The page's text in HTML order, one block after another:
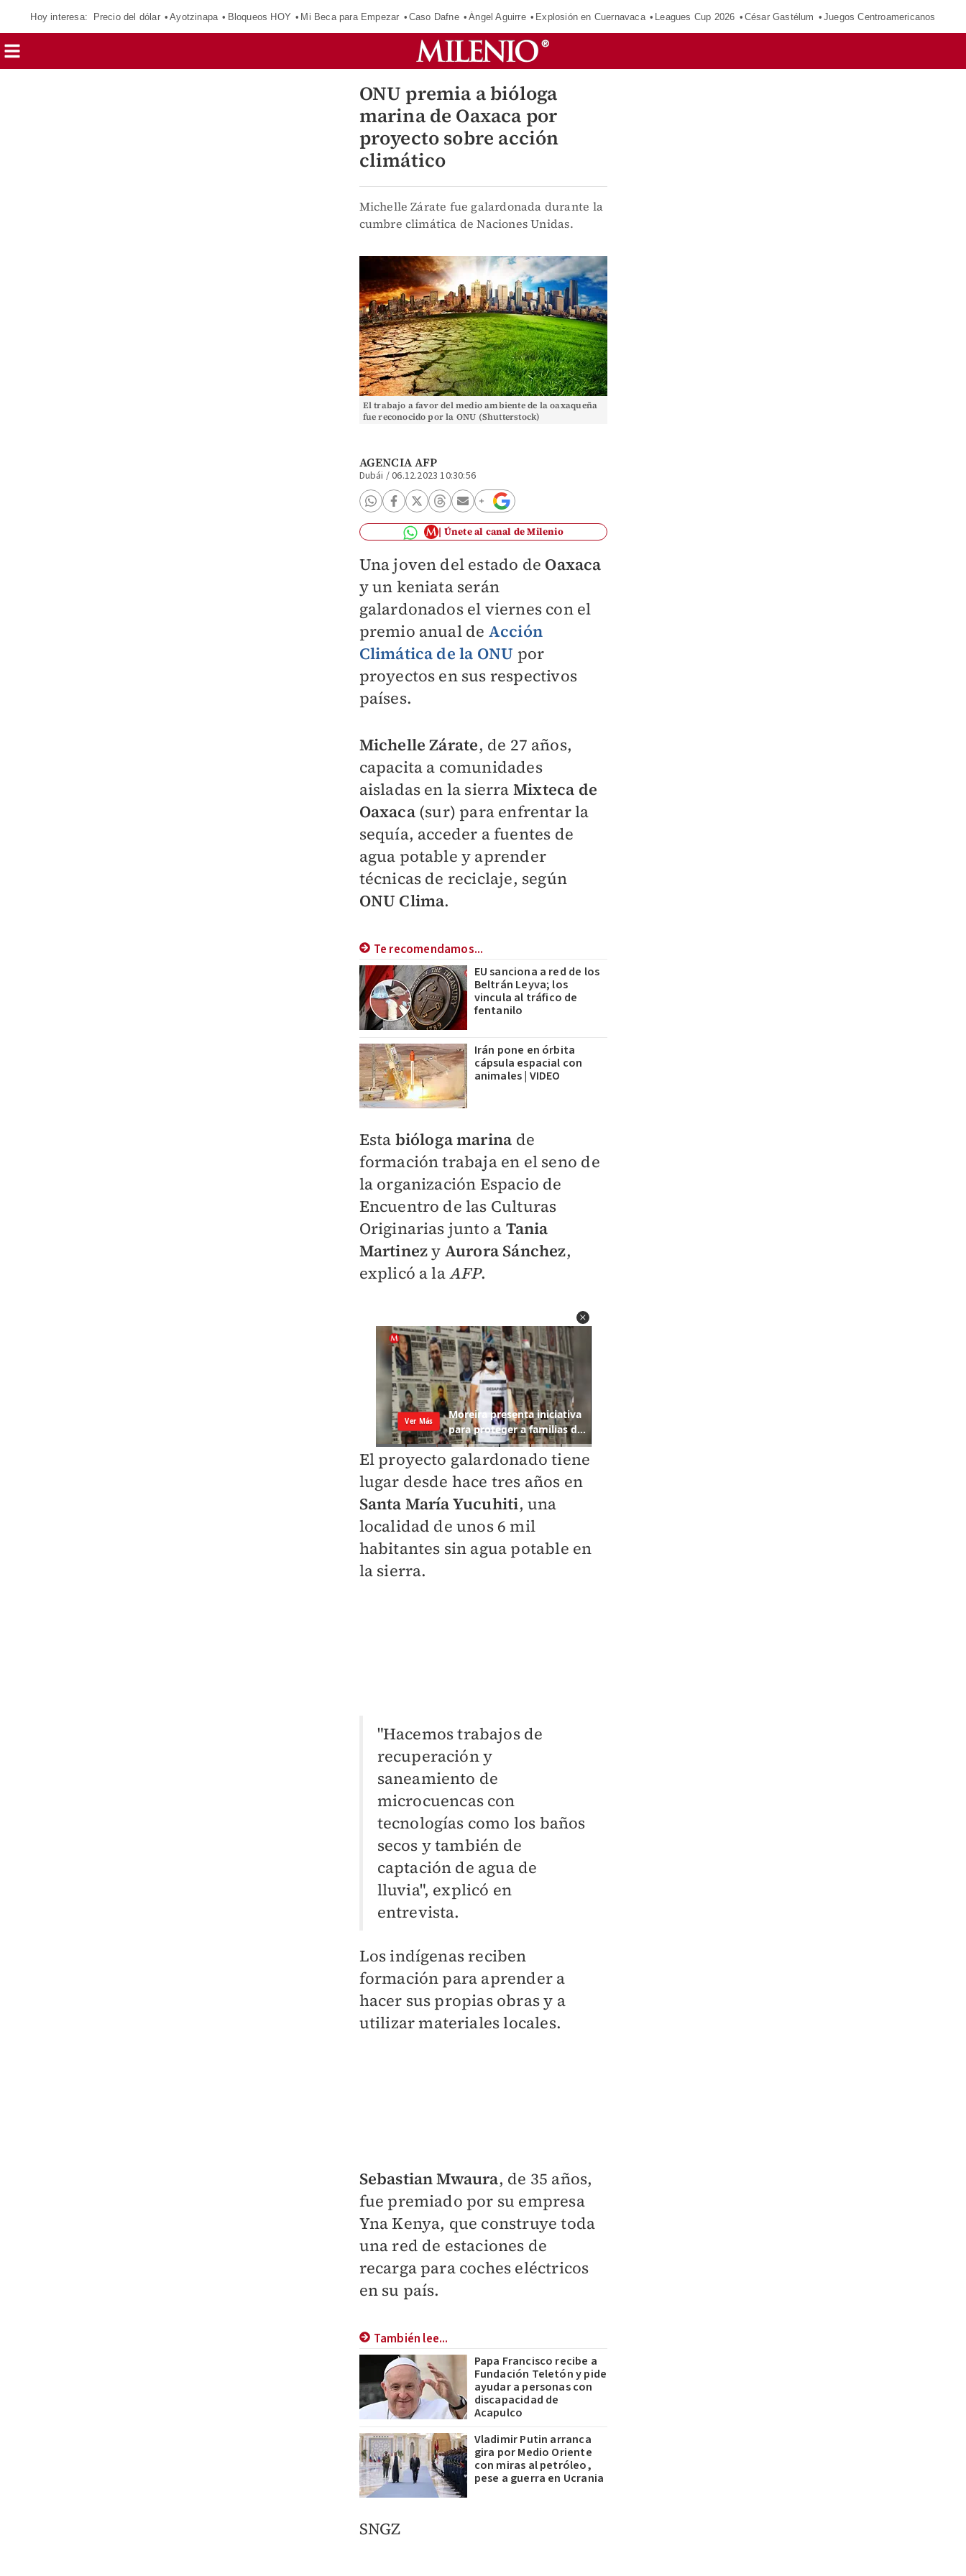
Hoy interesa: Precio del dólar Ayotzinapa Bloqueos HOY Mi Beca para Empezar Caso Dafne Ángel Aguirre Explosión en Cuernavaca Leagues Cup 2026 César Gastélum Juegos Centroamericanos
ONU premia a bióloga
marina de Oaxaca por
proyecto sobre acción
climático
Michelle Zárate fue galardonada durante la
cumbre climática de Naciones Unidas.
El trabajo a favor del medio ambiente de la oaxaqueña
fue reconocido por la ONU (Shutterstock)
AGENCIA AFP
Dubái /06.12.2023 10:30:56
Únete al canal de Milenio
Una joven del estado de Oaxaca
y un keniata serán
galardonados el viernes con el
premio anual de Acción
Climática de la ONU por
proyectos en sus respectivos
países.
Michelle Zárate, de 27 años,
capacita a comunidades
aisladas en la sierra Mixteca de
Oaxaca (sur) para enfrentar la
sequía, acceder a fuentes de
agua potable y aprender
técnicas de reciclaje, según
ONU Clima.
Te recomendamos...
EU sanciona a red de los
Beltrán Leyva; los
vincula al tráfico de
fentanilo
Irán pone en órbita
cápsula espacial con
animales | VIDEO
Esta bióloga marina de
formación trabaja en el seno de
la organización Espacio de
Encuentro de las Culturas
Originarias junto a Tania
Martinezy Aurora Sánchez,
explicó a laAFP.
El proyecto galardonado tiene
lugar desde hace tres años en
Santa María Yucuhiti, una
localidad de unos 6 mil
habitantes sin agua potable en
la sierra.
"Hacemos trabajos de
recuperación y
saneamiento de
microcuencas con
tecnologías como los baños
secos y también de
captación de agua de
lluvia", explicó en
entrevista.
Los indígenas reciben
formación para aprender a
hacer sus propias obras y a
utilizar materiales locales.
Sebastian Mwaura, de 35 años,
fue premiado por su empresa
Yna Kenya, que construye toda
una red de estaciones de
recarga para coches eléctricos
en su país.
También lee...
Papa Francisco recibe a
Fundación Teletón y pide
ayudar a personas con
discapacidad de
Acapulco
Vladimir Putin arranca
gira por Medio Oriente
con miras al petróleo,
pese a guerra en Ucrania
SNGZ